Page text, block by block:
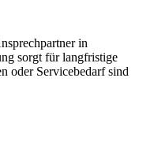
in
sorgt für langfristige
oder Servicebedarf sind